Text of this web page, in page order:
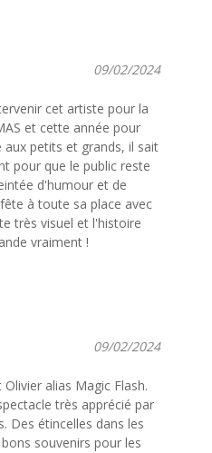
09/02/2024
cet artiste pour la
et cette année pour
aux petits et grands, il sait
pour que le public reste
d'humour et de
à toute sa place avec
très visuel et l'histoire
vraiment !
09/02/2024
alias Magic Flash.
très apprécié par
Des étincelles dans les
souvenirs pour les